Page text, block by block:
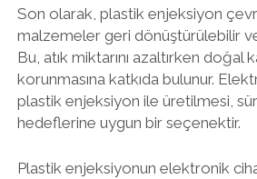
Son olarak, plastik enjeksiyon
malzemeler geri dönüştürülebilir
Bu, atık miktarını azaltırken doğal
korunmasına katkıda bulunur.
plastik enjeksiyon ile üretilmesi,
hedeflerine uygun bir seçenektir.
Plastik enjeksiyonun elektronik